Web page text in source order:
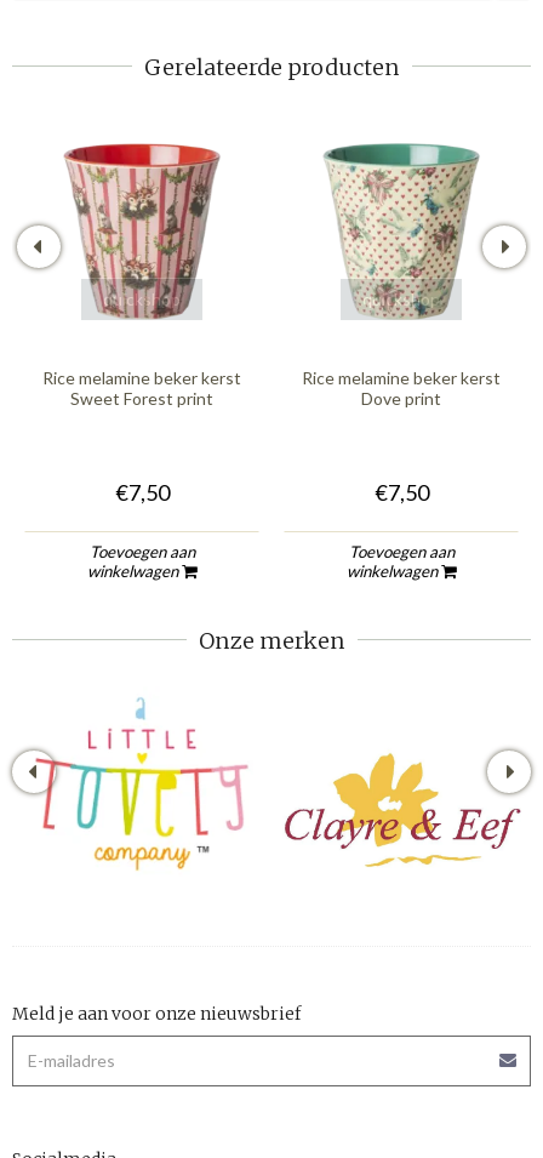
Gerelateerde producten
quickshop
Rice melamine beker kerst
Sweet Forest print
€7,50
Toevoegen aan
winkelwagen
quickshop
Rice melamine beker kerst
Dove print
€7,50
Toevoegen aan
winkelwagen
Onze merken
Meld je aan voor onze nieuwsbrief